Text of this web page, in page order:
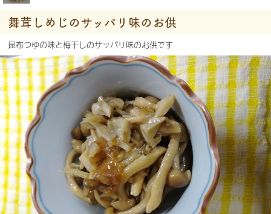
舞茸しめじのサッパリ味のお供
昆布つゆの味と梅干しのサッパリ味のお供です